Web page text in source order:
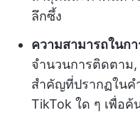
ลึกซึ้ง
ความสามารถในกา
จำนวนการติดตาม
สำคัญที่ปรากฏในค
TikTok ใด ๆ เพื่อ